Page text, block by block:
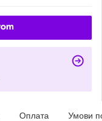
Оплата Умови